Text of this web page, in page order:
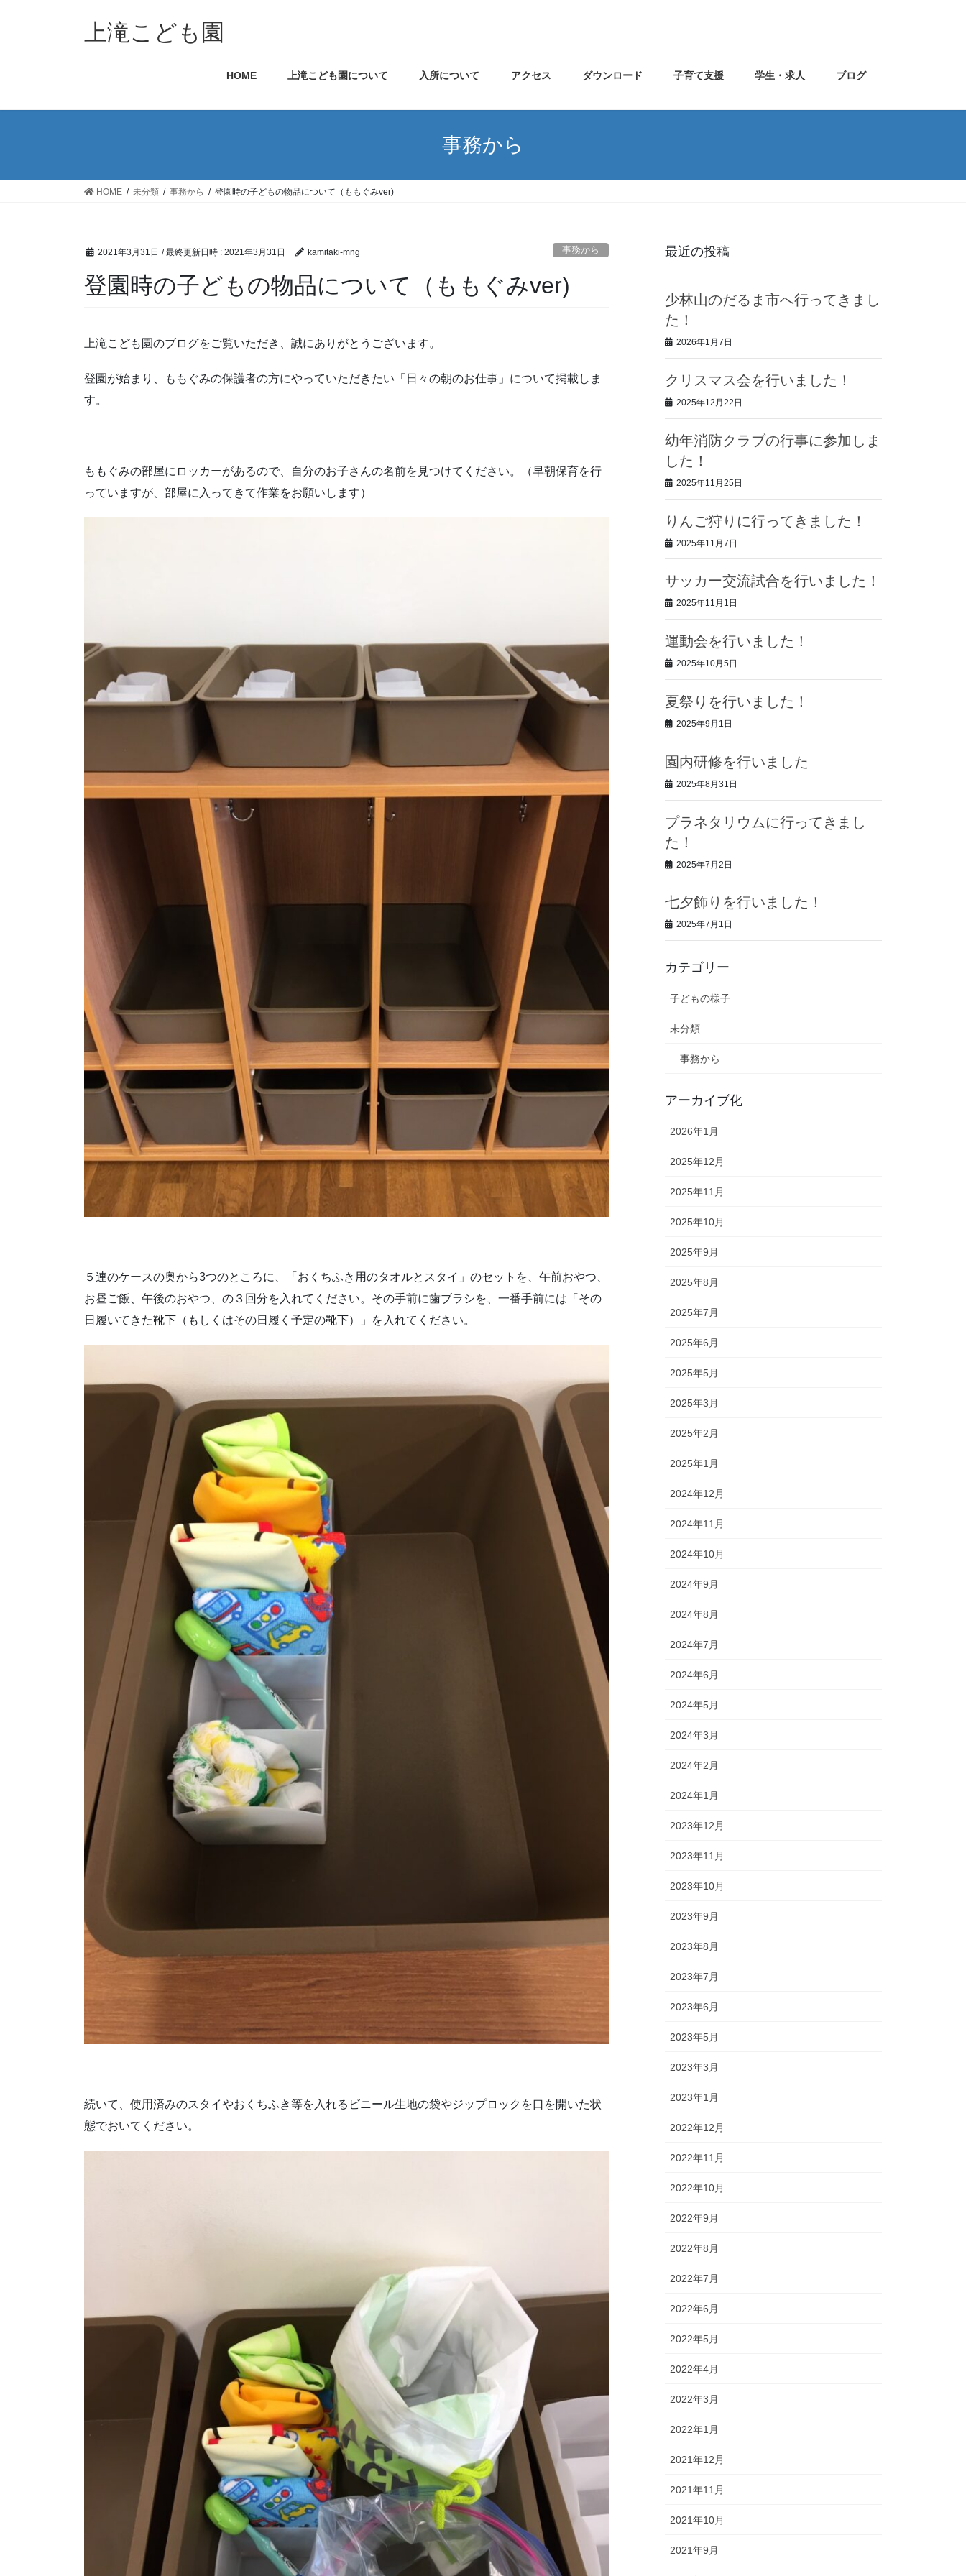
ス
ン
上滝こども園
HOME 上滝こども園について 入所について アクセス ダウンロード 子育て支援 学生・求人 ブログ
事務から
HOME 未分類 事務から 登園時の子どもの物品について（ももぐみver)
2021年3月31日 / 最終更新日時 : 2021年3月31日 kamitaki-mng 事務から
登園時の子どもの物品について（ももぐみver)
上滝こども園のブログをご覧いただき、誠にありがとうございます。
登園が始まり、ももぐみの保護者の方にやっていただきたい「日々の朝のお仕事」について掲載しま
す。
ももぐみの部屋にロッカーがあるので、自分のお子さんの名前を見つけてください。（早朝保育を行
っていますが、部屋に入ってきて作業をお願いします）
５連のケースの奥から3つのところに、「おくちふき用のタオルとスタイ」のセットを、午前おやつ、
お昼ご飯、午後のおやつ、の３回分を入れてください。その手前に歯ブラシを、一番手前には「その
日履いてきた靴下（もしくはその日履く予定の靴下）」を入れてください。
続いて、使用済みのスタイやおくちふき等を入れるビニール生地の袋やジップロックを口を開いた状
態でおいてください。
最近の投稿
少林山のだるま市へ行ってきまし
た！
2026年1月7日
クリスマス会を行いました！
2025年12月22日
幼年消防クラブの行事に参加しま
した！
2025年11月25日
りんご狩りに行ってきました！
2025年11月7日
サッカー交流試合を行いました！
2025年11月1日
運動会を行いました！
2025年10月5日
夏祭りを行いました！
2025年9月1日
園内研修を行いました
2025年8月31日
プラネタリウムに行ってきまし
た！
2025年7月2日
七夕飾りを行いました！
2025年7月1日
カテゴリー
子どもの様子
未分類
事務から
アーカイブ化
2026年1月
2025年12月
2025年11月
2025年10月
2025年9月
2025年8月
2025年7月
2025年6月
2025年5月
2025年3月
2025年2月
2025年1月
2024年12月
2024年11月
2024年10月
2024年9月
2024年8月
2024年7月
2024年6月
2024年5月
2024年3月
2024年2月
2024年1月
2023年12月
2023年11月
2023年10月
2023年9月
2023年8月
2023年7月
2023年6月
2023年5月
2023年3月
2023年1月
2022年12月
2022年11月
2022年10月
2022年9月
2022年8月
2022年7月
2022年6月
2022年5月
2022年4月
2022年3月
2022年1月
2021年12月
2021年11月
2021年10月
2021年9月